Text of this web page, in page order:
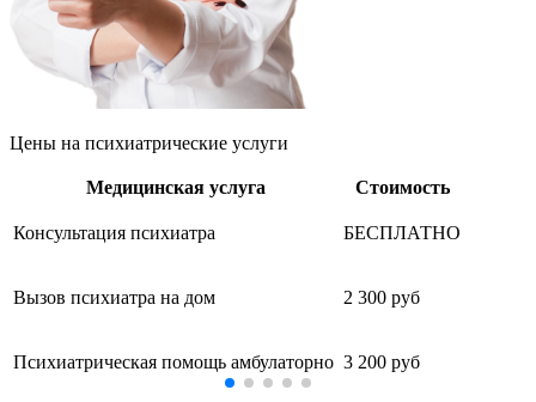
Цены на психиатрические услуги
Медицинская услуга Стоимость
Консультация психиатра БЕСПЛАТНО
Вызов психиатра на дом 2 300 руб
Психиатрическая помощь амбулаторно 3 200 руб